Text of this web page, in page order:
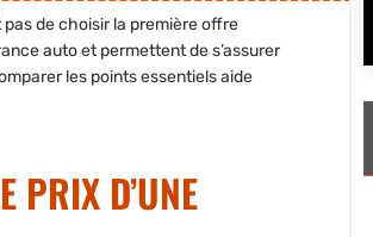
de choisir la première offre
autoet permettent de s’assurer
les points essentiels aide
PRIX D’UNE